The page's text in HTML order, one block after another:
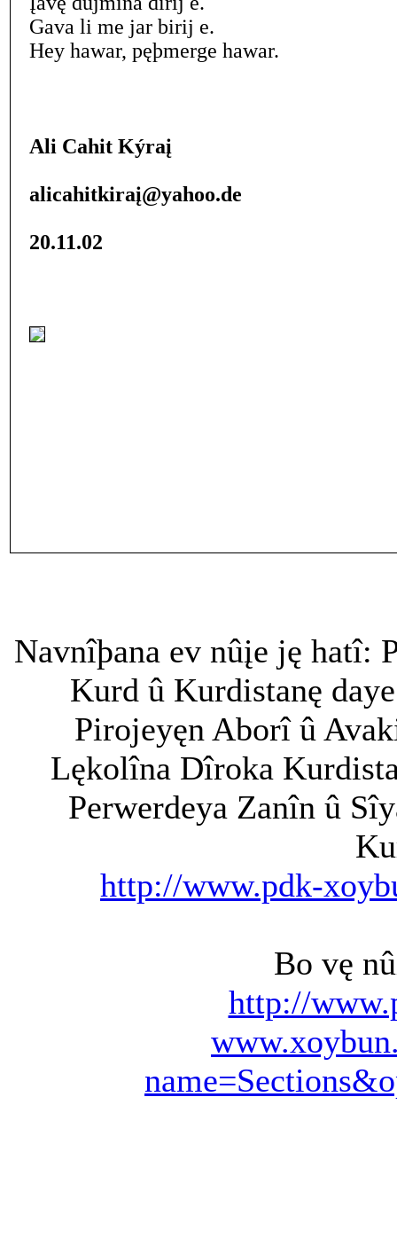
Gava li me jar birij e.
Hey hawar, pęþmerge hawar.
Ali Cahit Kýraį
alicahitkiraį@yahoo.de
20.11.02
Navnîþana ev nûįe ję
Kurd û Kurdistanę
Pirojeyęn Aborî û
Lękolîna Dîroka
Perwerdeya Zanîn û
http://www.pdk-
Bo vę
http://